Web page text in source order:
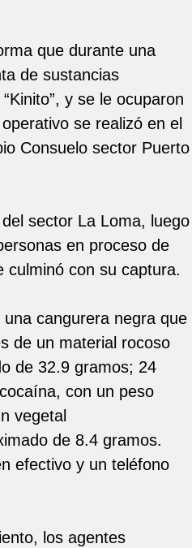
que durante una
de sustancias
y se le ocuparon
se realizó en el
Consuelo sector Puerto
sector La Loma, luego
en proceso de
culminó con su captura.
cangurera negra que
de un material rocoso
de 32.9 gramos; 24
con un peso
vegetal
de 8.4 gramos.
efectivo y un teléfono
los agentes